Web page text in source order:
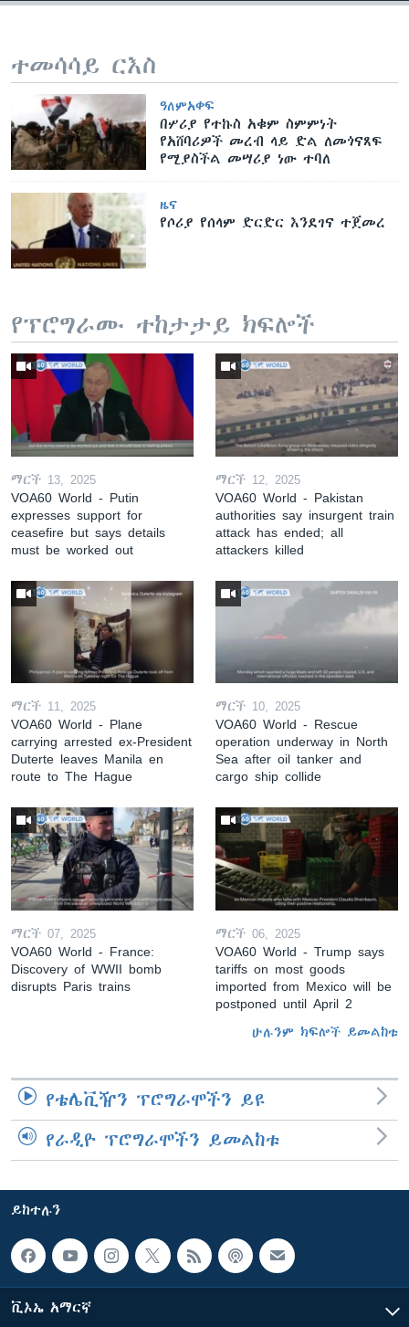
ተመሳሳይ ርእስ
ዓለምአቀፍ
​​​በሦሪያ የተኩስ አቁም ስምምነት
የአሸባሪዎች መረብ ላይ ድል ለመጎናጸፍ
የሚያስችል መሣሪያ ነው ተባለ
ዜና
የሶሪያ የሰላም ድርድር እንደገና ተጀመረ
የፕሮግራሙ ተከታታይ ክፍሎች
ማርች 13, 2025
VOA60 World - Putin
expresses support for
ceasefire but says details
must be worked out
ማርች 12, 2025
VOA60 World - Pakistan
authorities say insurgent train
attack has ended; all
attackers killed
ማርች 11, 2025
VOA60 World - Plane
carrying arrested ex-President
Duterte leaves Manila en
route to The Hague
ማርች 10, 2025
VOA60 World - Rescue
operation underway in North
Sea after oil tanker and
cargo ship collide
ማርች 07, 2025
VOA60 World - France:
Discovery of WWII bomb
disrupts Paris trains
ማርች 06, 2025
VOA60 World - Trump says
tariffs on most goods
imported from Mexico will be
postponed until April 2
ሁሉንም ክፍሎች ይመልከቱ
የቴሌቪዥን ፕሮግራሞችን ይዩ
የራዲዮ ፕሮግራሞችን ይመልከቱ
ይከተሉን
ቪኦኤ አማርኛ